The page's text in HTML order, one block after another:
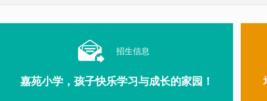
招生信息
嘉苑小学，孩子快乐学习与成长的家园！